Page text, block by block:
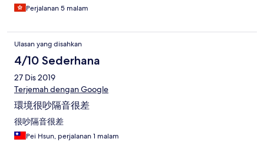
Perjalanan 5 malam
Ulasan yang disahkan
4/10 Sederhana
27 Dis 2019
Terjemah dengan Google
環境很吵隔音很差
很吵隔音很差
Pei Hsun, perjalanan 1 malam